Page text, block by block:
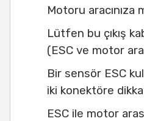
Motoru
Lütfen bu çıkış
(ESC ve motor
Bir sensör ESC
iki konektöre
ESC ile motor